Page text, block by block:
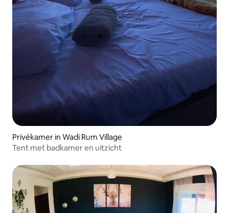
Privékamer in Wadi Rum Village
Tent met badkamer en uitzicht